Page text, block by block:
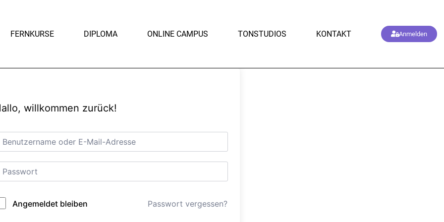
FERNKURSE DIPLOMA ONLINE CAMPUS TONSTUDIOS KONTAKT Anmelden
willkommen zurück!
Angemeldet bleiben Passwort vergessen?